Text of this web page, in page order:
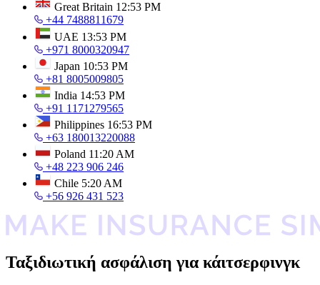
Great Britain 12:53 PM
+44 7488811679
UAE 13:53 PM
+971 8000320947
Japan 10:53 PM
+81 8005009805
India 14:53 PM
+91 1171279565
Philippines 16:53 PM
+63 180013220088
Poland 11:20 AM
+48 223 906 246
Chile 5:20 AM
+56 926 431 523
Ταξιδιωτική ασφάλιση για κάιτσερφινγκ